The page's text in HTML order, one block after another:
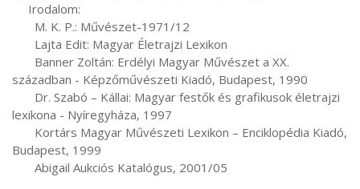
században - Képzőművészeti Kiadó, Budapest, 1990
lexikona - Nyíregyháza, 1997
Budapest, 1999
       Abigail Aukciós Katalógus, 2001/05